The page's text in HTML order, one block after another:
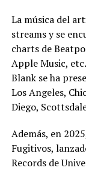
La música del
streams y se
charts de
Apple Music, etc.
Blank se ha
Los Angeles,
Diego,
Además, en
Fugitivos,
Records de